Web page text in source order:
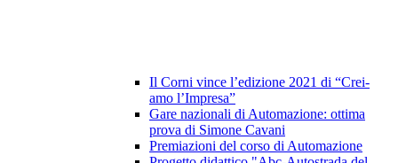
Il Corni vince l’edizione 2021 di “Crei-
amo l’Impresa”
Gare nazionali di Automazione: ottima
prova di Simone Cavani
Premiazioni del corso di Automazione